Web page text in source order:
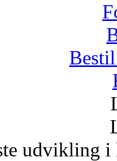
udvikling